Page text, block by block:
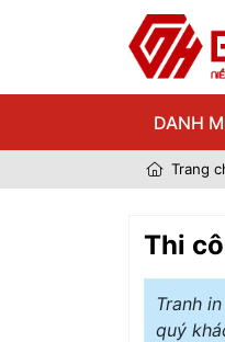
DANH
Trang
Thi
Tranh
quý